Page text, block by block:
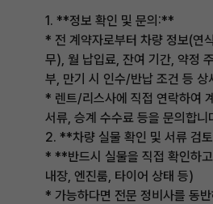
1. **정보 확인 및 문의:**
* 전 계약자로부터 차량 정보(연
무), 월 납입료, 잔여 기간, 약정
부, 만기 시 인수/반납 조건 등 상
* 렌트/리스사에 직접 연락하여
서류, 승계 수수료 등을 문의합니
2. **차량 실물 확인 및 서류 검
* **반드시 실물을 직접 확인하
내장, 엔진룸, 타이어 상태 등)
* 가능하다면 전문 정비사를 동